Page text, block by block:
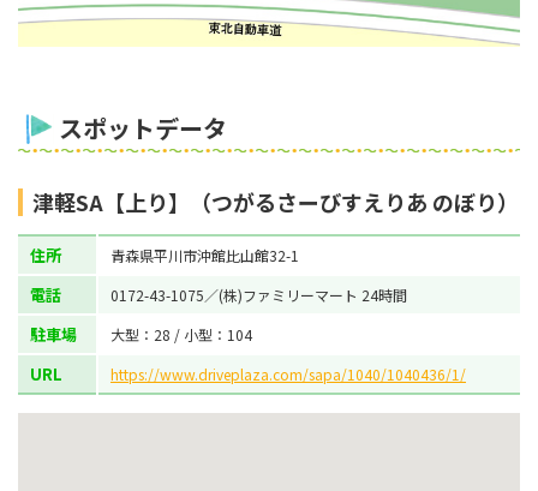
スポットデータ
津軽SA【上り】（つがるさーびすえりあ のぼり）
住所 青森県平川市沖館比山館32-1
電話 0172-43-1075／(株)ファミリーマート 24時間
駐車場 大型：28 / 小型：104
URL https://www.driveplaza.com/sapa/1040/1040436/1/